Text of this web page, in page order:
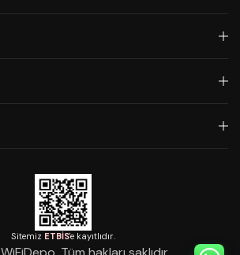
Sitemiz ETBİS'e kayıtlıdır.